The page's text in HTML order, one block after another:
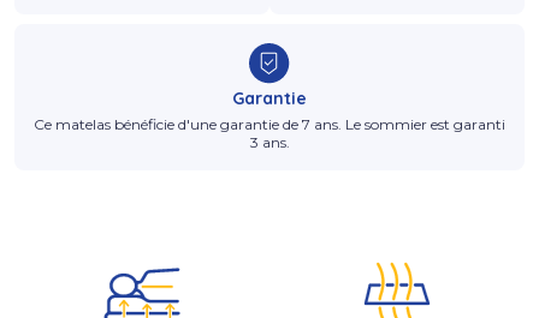
Garantie
Ce matelas bénéficie d'une garantie de 7 ans. Le sommier est garanti
3 ans.